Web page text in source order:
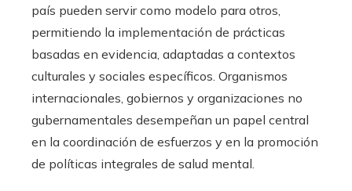
país pueden servir como modelo para otros,
permitiendo la implementación de prácticas
basadas en evidencia, adaptadas a contextos
culturales y sociales específicos. Organismos
internacionales, gobiernos y organizaciones no
gubernamentales desempeñan un papel central
en la coordinación de esfuerzos y en la promoción
de políticas integrales de salud mental.